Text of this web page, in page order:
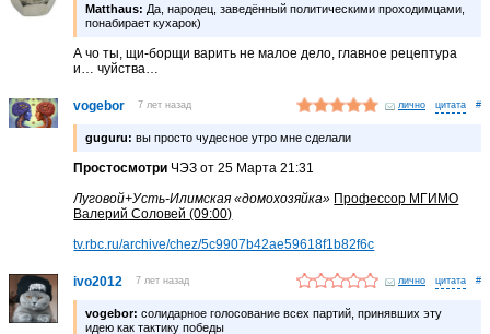
Matthaus: Да, народец, заведённый политическими проходимцами,
понабирает кухарок)
А чо ты, щи-борщи варить не малое дело, главное рецептура
и… чуйства…
vogebor 7 лет назад лично #
guguru: вы просто чудесное утро мне сделали
Простосмотри ЧЭЗ от 25 Марта 21:31
Луговой+Усть-Илимская «домохозяйка» Профессор МГИМО
Валерий Соловей (09:00)
tv.rbc.ru/archive/chez/5c9907b42ae59618f1b82f6c
ivo2012 7 лет назад лично #
vogebor: солидарное голосование всех партий, принявших эту
идею как тактику победы